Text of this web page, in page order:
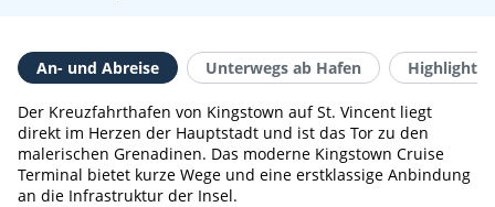
An- und Abreise Unterwegs ab Hafen Highlights
Der Kreuzfahrthafen von Kingstown auf St. Vincent liegt
direkt im Herzen der Hauptstadt und ist das Tor zu den
malerischen Grenadinen. Das moderne Kingstown Cruise
Terminal bietet kurze Wege und eine erstklassige Anbindung
an die Infrastruktur der Insel.